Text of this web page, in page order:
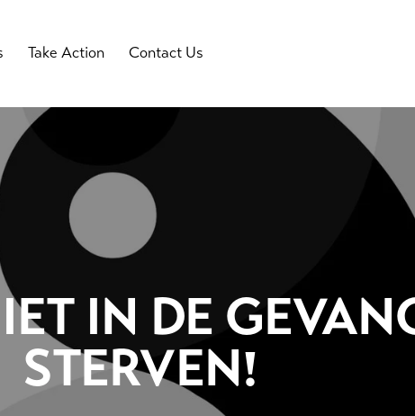
Take Action Contact Us
IN DE
STERVEN!